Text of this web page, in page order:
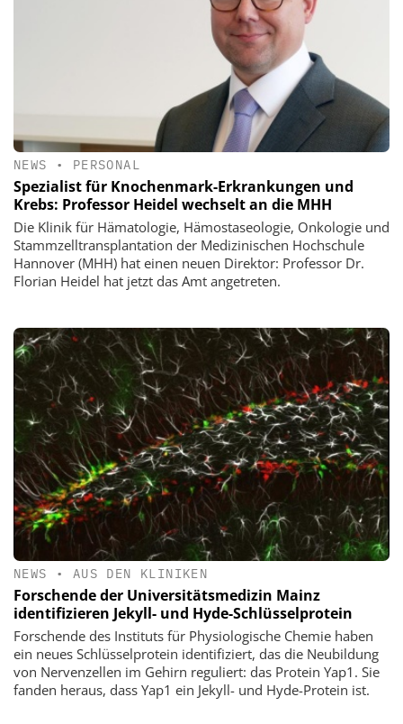
NEWS • PERSONAL
Spezialist für Knochenmark-Erkrankungen und
Krebs: Professor Heidel wechselt an die MHH
Die Klinik für Hämatologie, Hämostaseologie, Onkologie und
Stammzelltransplantation der Medizinischen Hochschule
Hannover (MHH) hat einen neuen Direktor: Professor Dr.
Florian Heidel hat jetzt das Amt angetreten.
NEWS • AUS DEN KLINIKEN
Forschende der Universitätsmedizin Mainz
identifizieren Jekyll- und Hyde-Schlüsselprotein
Forschende des Instituts für Physiologische Chemie haben
ein neues Schlüsselprotein identifiziert, das die Neubildung
von Nervenzellen im Gehirn reguliert: das Protein Yap1. Sie
fanden heraus, dass Yap1 ein Jekyll- und Hyde-Protein ist.